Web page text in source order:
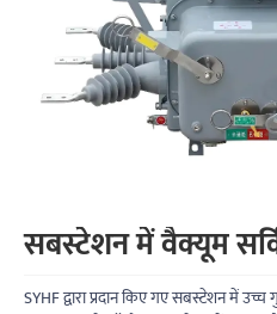
सबस्टेशन में वैक्यूम
SYHF द्वारा प्रदान किए गए सबस्टेशन में